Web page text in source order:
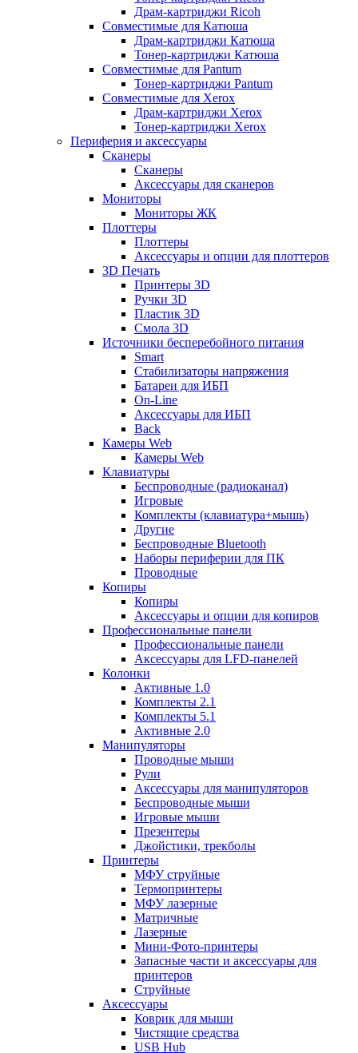
Драм-картриджи Ricoh
Совместимые для Катюша
Драм-картриджи Катюша
Тонер-картриджи Катюша
Совместимые для Pantum
Тонер-картриджи Pantum
Совместимые для Xerox
Драм-картриджи Xerox
Тонер-картриджи Xerox
Периферия и аксессуары
Сканеры
Сканеры
Аксессуары для сканеров
Мониторы
Мониторы ЖК
Плоттеры
Плоттеры
Аксессуары и опции для плоттеров
3D Печать
Принтеры 3D
Ручки 3D
Пластик 3D
Смола 3D
Источники бесперебойного питания
Smart
Стабилизаторы напряжения
Батареи для ИБП
On-Line
Аксессуары для ИБП
Back
Камеры Web
Камеры Web
Клавиатуры
Беспроводные (радиоканал)
Игровые
Комплекты (клавиатура+мышь)
Другие
Беспроводные Bluetooth
Наборы периферии для ПК
Проводные
Копиры
Копиры
Аксессуары и опции для копиров
Профессиональные панели
Профессиональные панели
Аксессуары для LFD-панелей
Колонки
Активные 1.0
Комплекты 2.1
Комплекты 5.1
Активные 2.0
Манипуляторы
Проводные мыши
Рули
Аксессуары для манипуляторов
Беспроводные мыши
Игровые мыши
Презентеры
Джойстики, трекболы
Принтеры
МФУ струйные
Термопринтеры
МФУ лазерные
Матричные
Лазерные
Мини-Фото-принтеры
Запасные части и аксессуары для
принтеров
Струйные
Аксессуары
Коврик для мыши
Чистящие средства
USB Hub